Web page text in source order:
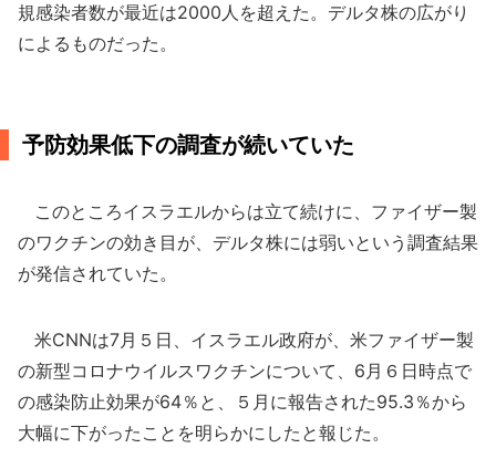
規感染者数が最近は2000人を超えた。デルタ株の広がり
によるものだった。
予防効果低下の調査が続いていた
このところイスラエルからは立て続けに、ファイザー製
のワクチンの効き目が、デルタ株には弱いという調査結果
が発信されていた。
米CNNは7月５日、イスラエル政府が、米ファイザー製
の新型コロナウイルスワクチンについて、6月６日時点で
の感染防止効果が64％と、５月に報告された95.3％から
大幅に下がったことを明らかにしたと報じた。